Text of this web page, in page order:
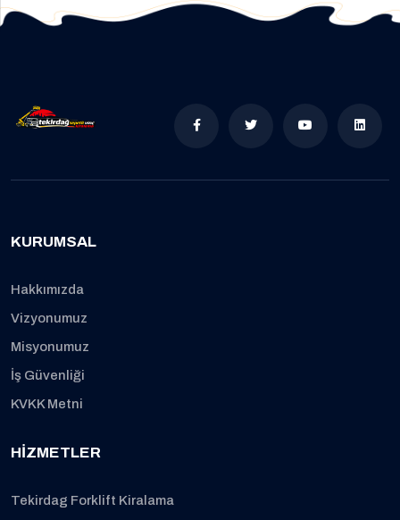
KURUMSAL
Hakkımızda
Vizyonumuz
Misyonumuz
İş Güvenliği
KVKK Metni
HIZMETLER
Tekirdag Forklift Kiralama